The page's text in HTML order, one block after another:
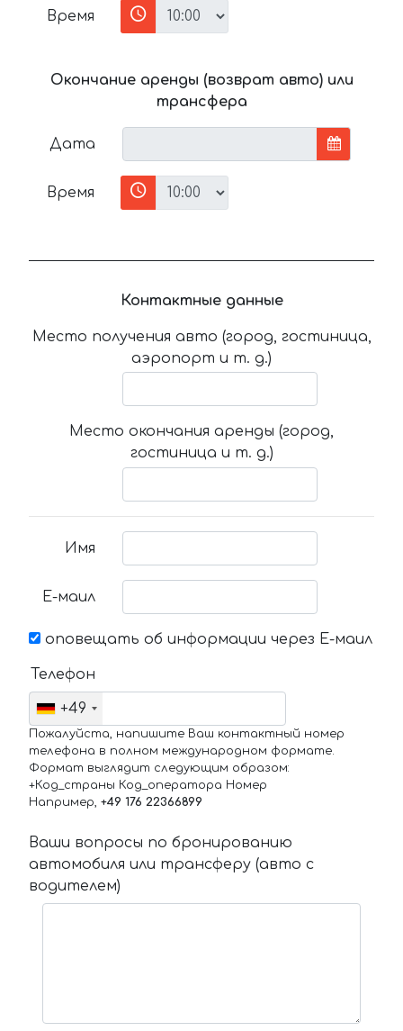
Время
Окончание аренды (возврат авто) или
трансфера
Дата
Время
Контактные данные
Место получения авто (город, гостиница,
аэропорт и т. д.)
Место окончания аренды (город,
гостиница и т. д.)
Имя
Е-маил
оповещать об информации через Е-маил
Телефон
+49
Пожалуйста, напишите Ваш контактный номер
телефона в полном международном формате.
Формат выглядит следующим образом:
+Код_страны Код_оператора Номер
Например, +49 176 22366899
Ваши вопросы по бронированию
автомобиля или трансферу (авто с
водителем)